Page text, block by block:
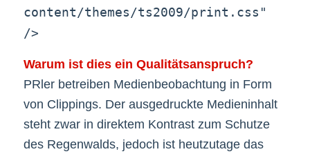
content/themes/ts2009/print.css"
/>
Warum ist dies ein Qualitätsanspruch?
PRler betreiben Medienbeobachtung in Form
von Clippings. Der ausgedruckte Medieninhalt
steht zwar in direktem Kontrast zum Schutze
des Regenwalds, jedoch ist heutzutage das